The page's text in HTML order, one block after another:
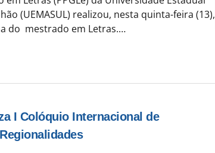
(UEMASUL) realizou, nesta quinta-feira (13),
do mestrado em Letras.…
I Colóquio Internacional de